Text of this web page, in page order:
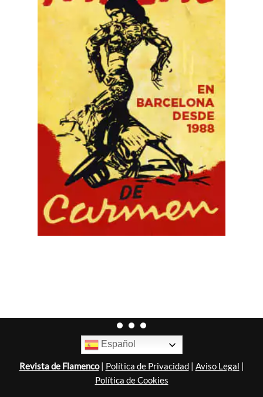
Español
Revista de Flamenco| Política de Privacidad| Aviso Legal |
Política de Cookies